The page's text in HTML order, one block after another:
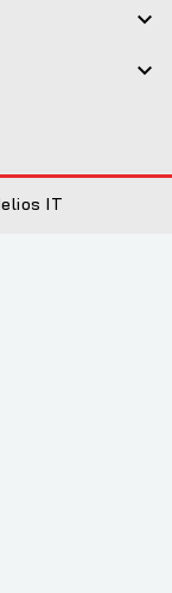


IT